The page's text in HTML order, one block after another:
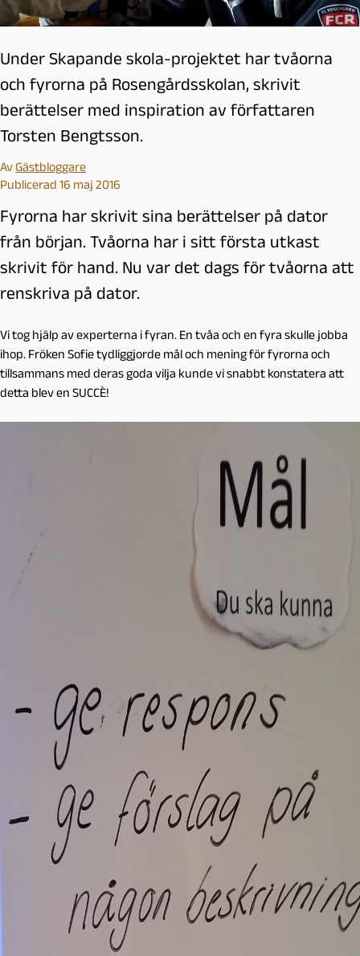
Under Skapande skola-projektet har tvåorna
och fyrorna på Rosengårdsskolan, skrivit
berättelser med inspiration av författaren
Torsten Bengtsson.
AvGästbloggare
Publicerad 16 maj 2016
Fyrorna har skrivit sina berättelser på dator
från början. Tvåorna har i sitt första utkast
skrivit för hand. Nu var det dags för tvåorna att
renskriva på dator.
Vi tog hjälp av experterna i fyran. En tvåa och en fyra skulle jobba
ihop. Fröken Sofie tydliggjorde mål och mening för fyrorna och
tillsammans med deras goda vilja kunde vi snabbt konstatera att
detta blev en SUCCÈ!